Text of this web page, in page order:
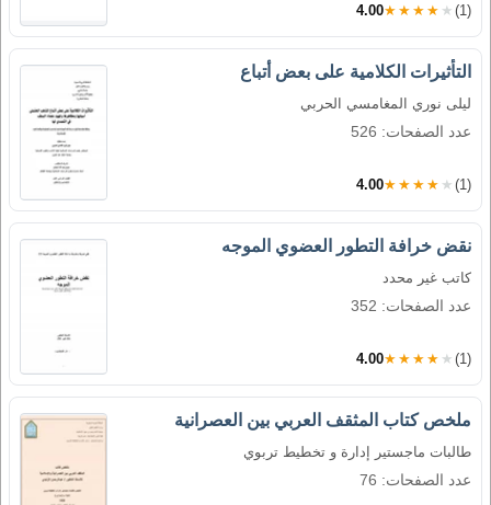
4.00★★★★★ (1)
التأثيرات الكلامية على بعض أتباع
ليلى نوري المغامسي الحربي
عدد الصفحات: 526
4.00★★★★★ (1)
نقض خرافة التطور العضوي الموجه
كاتب غير محدد
عدد الصفحات: 352
4.00★★★★★ (1)
ملخص كتاب المثقف العربي بين العصرانية
طالبات ماجستير إدارة و تخطيط تربوي
عدد الصفحات: 76